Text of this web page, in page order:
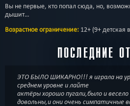
Вы не первые, кто попал сюда, но,
дышит…
Возрастное ограничение: 12+ (9+ детская
ПОСЛЕДНИЕ
ЭТО БЫЛО ШИКАРНО!!! я играла на
среднем уровне и лайте
актёры хорошо пугали,было и
довольны,и они очень симпатичные